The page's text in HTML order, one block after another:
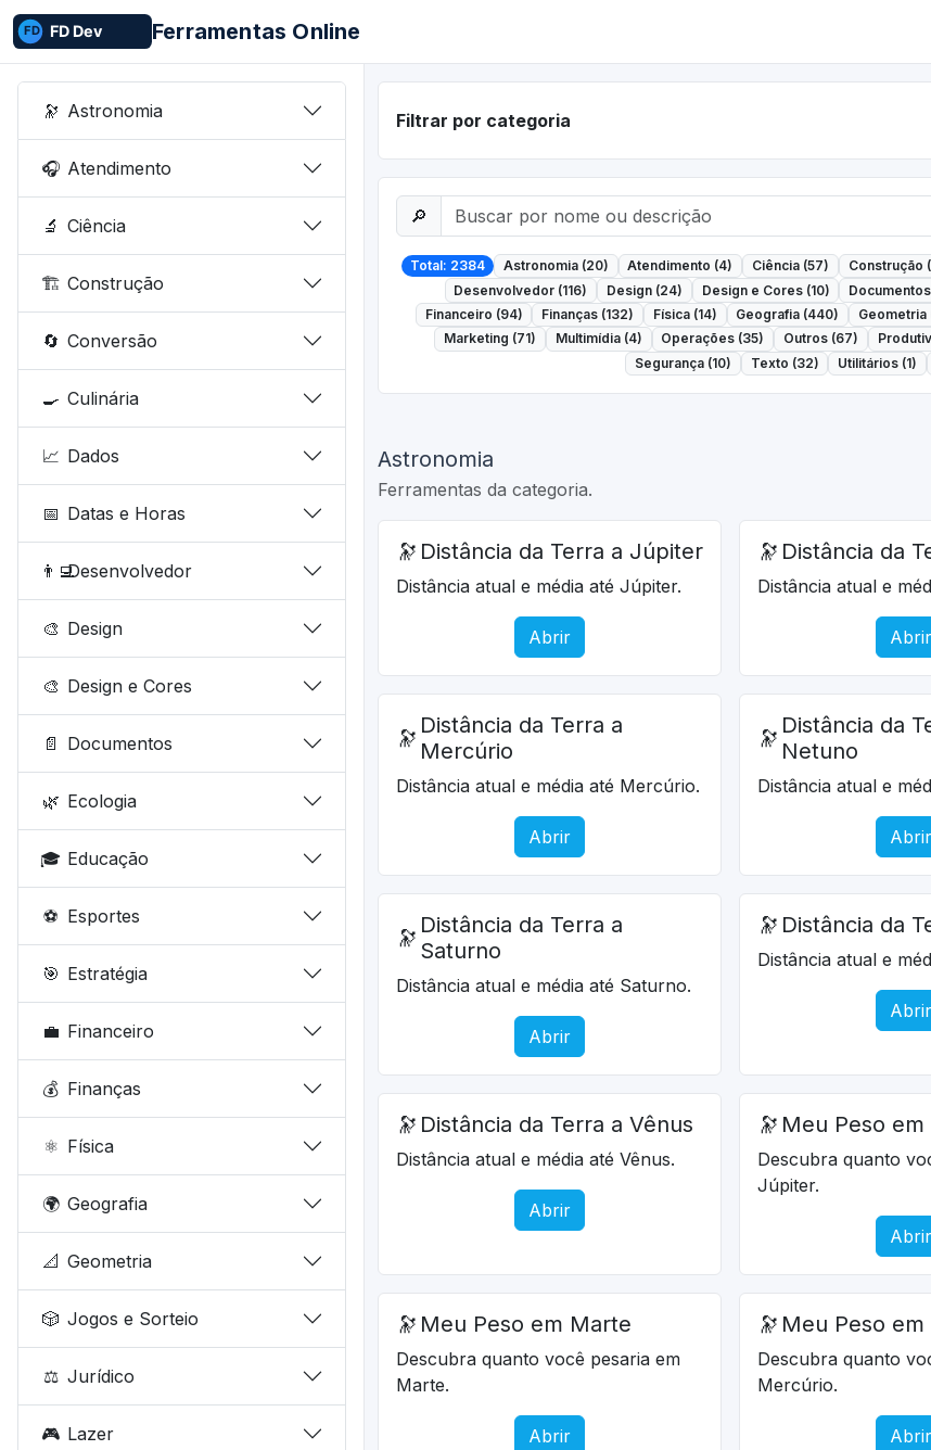
Ferramentas Online
🔭 Astronomia
🎧 Atendimento
🔬 Ciência
🏗️ Construção
🔄 Conversão
🍳 Culinária
📈 Dados
📅 Datas e Horas
👨‍💻Desenvolvedor
🎨 Design
🎨 Design e Cores
📄 Documentos
🌿 Ecologia
🎓 Educação
⚽ Esportes
🎯 Estratégia
💼 Financeiro
💰 Finanças
⚛️ Física
🌍 Geografia
📐 Geometria
🎲 Jogos e Sorteio
⚖️ Jurídico
🎮 Lazer
Filtrar por categoria
🔎
Total: 2384 Astronomia (20) Atendimento (4) Ciência (57) Construção
Desenvolvedor (116)
Design (24) Design e Cores (10)
Financeiro (94)
Finanças (132) Física (14) Geografia (440) Geometria
Marketing (71)
Multimídia (4) Operações (35) Outros (67)
Segurança (10)
Texto (32) Utilitários (1)
Astronomia
Ferramentas da categoria.
🔭 Distância da Terra a Júpiter
Distância atual e média até Júpiter.
Abrir
🔭 Distância da
Distância atual e
Abrir
🔭 Distância da Terra a
Mercúrio
Distância atual e média até Mercúrio.
Abrir
🔭 Distância da
Netuno
Distância atual e
Abrir
🔭 Distância da Terra a
Saturno
Distância atual e média até Saturno.
Abrir
🔭 Distância da
Distância atual e
Abrir
🔭 Distância da Terra a Vênus
Distância atual e média até Vênus.
Abrir
🔭 Meu Peso
Descubra quanto
Júpiter.
Abrir
🔭 Meu Peso em Marte
Descubra quanto você pesaria em
Marte.
Abrir
🔭 Meu Peso
Descubra quanto
Mercúrio.
Abrir